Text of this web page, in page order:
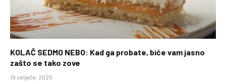
KOLAČ SEDMO NEBO: Kad ga probate, biće vam jasno
zašto se tako zove
19 veljače, 2025